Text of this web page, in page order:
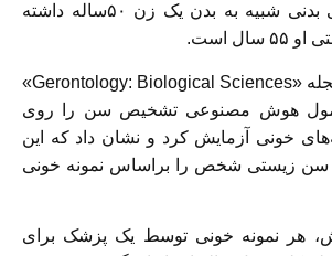
از نظر فیزیولوژیکی بدنی شبیه به بدن یک زن ۵۰ساله داشته
است.
این پژوهش که در مجله «Gerontology: Biological Sciences»
هوش مصنوعی تشخیص سن را روی
خونی آزمایش کرد و نشان داد که این
سن زیستی شخص را براساس نمونه خونی
هر نمونه خونی توسط یک پزشک برای